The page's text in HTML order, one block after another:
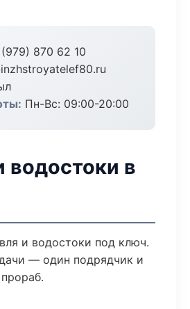
870 62 10
Пн-Вс: 09:00-20:00
водостоки в
и водостоки под ключ.
— один подрядчик и